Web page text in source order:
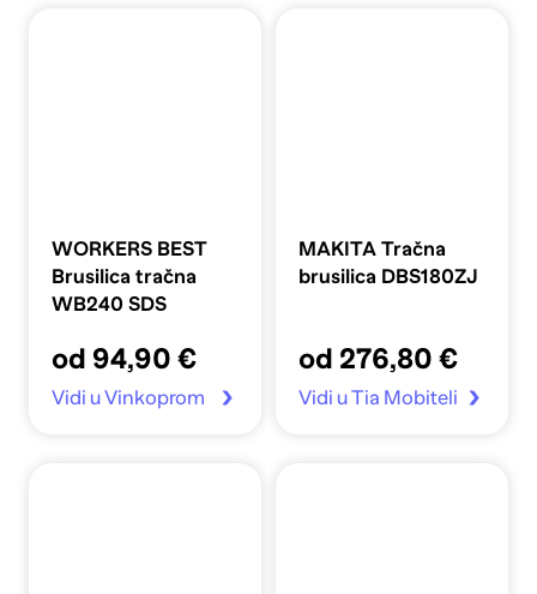
WORKERS BEST
Brusilica tračna
WB240 SDS
od 94,90 €
Vidi u Vinkoprom
MAKITA Tračna
brusilica DBS180ZJ
od 276,80 €
Vidi u Tia Mobiteli